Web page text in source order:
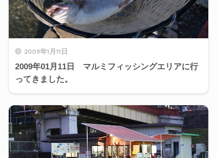
2009年1月11日
2009年01月11日 マルミフィッシングエリアに行
ってきました。